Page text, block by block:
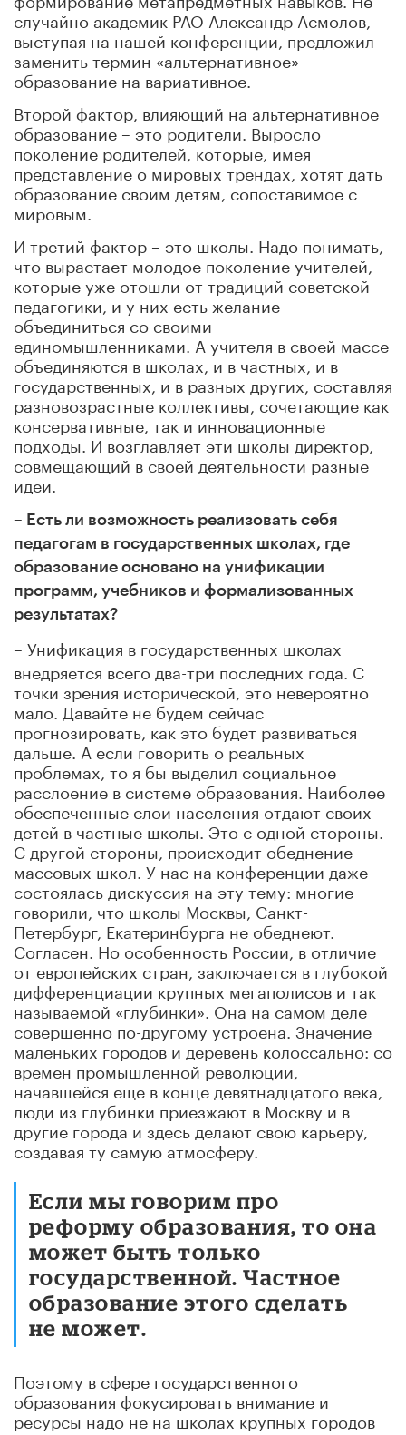
случайно академик РАО Александр Асмолов,
выступая на нашей конференции, предложил
заменить термин «альтернативное»
образование на вариативное.
Второй фактор, влияющий на альтернативное
образование – это родители. Выросло
поколение родителей, которые, имея
представление о мировых трендах, хотят дать
образование своим детям, сопоставимое с
мировым.
И третий фактор – это школы. Надо понимать,
что вырастает молодое поколение учителей,
которые уже отошли от традиций советской
педагогики, и у них есть желание
объединиться со своими
единомышленниками. А учителя в своей массе
объединяются в школах, и в частных, и в
государственных, и в разных других, составляя
разновозрастные коллективы, сочетающие как
консервативные, так и инновационные
подходы. И возглавляет эти школы директор,
совмещающий в своей деятельности разные
идеи.
– Есть ли возможность реализовать себя
педагогам в государственных школах, где
образование основано на унификации
программ, учебников и формализованных
результатах?
– Унификация в государственных школах
внедряется всего два-три последних года. С
точки зрения исторической, это невероятно
мало. Давайте не будем сейчас
прогнозировать, как это будет развиваться
дальше. А если говорить о реальных
проблемах, то я бы выделил социальное
расслоение в системе образования. Наиболее
обеспеченные слои населения отдают своих
детей в частные школы. Это с одной стороны.
С другой стороны, происходит обеднение
массовых школ. У нас на конференции даже
состоялась дискуссия на эту тему: многие
говорили, что школы Москвы, Санкт-
Петербург, Екатеринбурга не обеднеют.
Согласен. Но особенность России, в отличие
от европейских стран, заключается в глубокой
дифференциации крупных мегаполисов и так
называемой «глубинки». Она на самом деле
совершенно по-другому устроена. Значение
маленьких городов и деревень колоссально: со
времен промышленной революции,
начавшейся еще в конце девятнадцатого века,
люди из глубинки приезжают в Москву и в
другие города и здесь делают свою карьеру,
создавая ту самую атмосферу.
Если мы говорим про
реформу образования, то она
может быть только
государственной. Частное
образование этого сделать
не может.
Поэтому в сфере государственного
образования фокусировать внимание и
ресурсы надо не на школах крупных городов